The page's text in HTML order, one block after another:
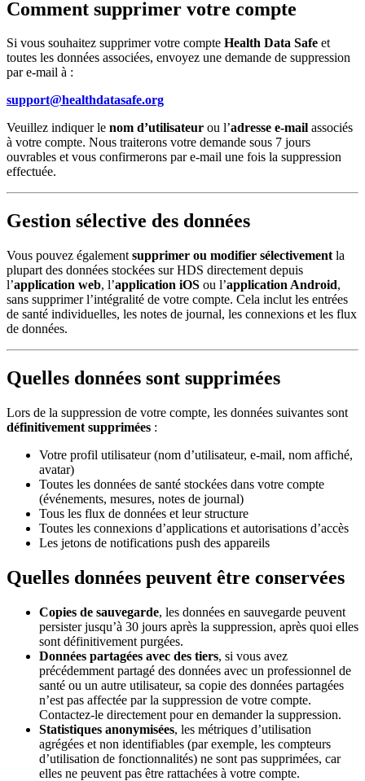
↵ ouvrir ↑↓ naviguer Esc fermer
Comment supprimer votre compte
Si vous souhaitez supprimer votre compte Health Data Safe et
toutes les données associées, envoyez une demande de suppression
par e-mail à :
support@healthdatasafe.org
Veuillez indiquer le nom d’utilisateur ou l’adresse e-mail associés
à votre compte. Nous traiterons votre demande sous 7 jours
ouvrables et vous confirmerons par e-mail une fois la suppression
effectuée.
Gestion sélective des données
Vous pouvez également supprimer ou modifier sélectivement la
plupart des données stockées sur HDS directement depuis
l’application web, l’application iOS ou l’application Android,
sans supprimer l’intégralité de votre compte. Cela inclut les entrées
de santé individuelles, les notes de journal, les connexions et les flux
de données.
Quelles données sont supprimées
Lors de la suppression de votre compte, les données suivantes sont
définitivement supprimées :
Votre profil utilisateur (nom d’utilisateur, e-mail, nom affiché,
avatar)
Toutes les données de santé stockées dans votre compte
(événements, mesures, notes de journal)
Tous les flux de données et leur structure
Toutes les connexions d’applications et autorisations d’accès
Les jetons de notifications push des appareils
Quelles données peuvent être conservées
Copies de sauvegarde, les données en sauvegarde peuvent
persister jusqu’à 30 jours après la suppression, après quoi elles
sont définitivement purgées.
Données partagées avec des tiers, si vous avez
précédemment partagé des données avec un professionnel de
santé ou un autre utilisateur, sa copie des données partagées
n’est pas affectée par la suppression de votre compte.
Contactez-le directement pour en demander la suppression.
Statistiques anonymisées, les métriques d’utilisation
agrégées et non identifiables (par exemple, les compteurs
d’utilisation de fonctionnalités) ne sont pas supprimées, car
elles ne peuvent pas être rattachées à votre compte.